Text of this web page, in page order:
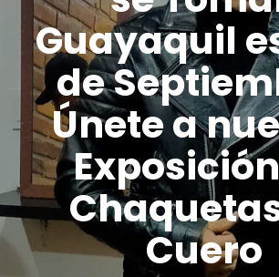
Guayaquil
de
Únete a
Cuero